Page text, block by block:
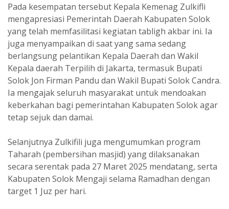
Pada kesempatan tersebut Kepala Kemenag Zulkifli
mengapresiasi Pemerintah Daerah Kabupaten Solok
yang telah memfasilitasi kegiatan tabligh akbar ini. Ia
juga menyampaikan di saat yang sama sedang
berlangsung pelantikan Kepala Daerah dan Wakil
Kepala daerah Terpilih di Jakarta, termasuk Bupati
Solok Jon Firman Pandu dan Wakil Bupati Solok Candra.
Ia mengajak seluruh masyarakat untuk mendoakan
keberkahan bagi pemerintahan Kabupaten Solok agar
tetap sejuk dan damai.
Selanjutnya Zulkifili juga mengumumkan program
Taharah (pembersihan masjid) yang dilaksanakan
secara serentak pada 27 Maret 2025 mendatang, serta
Kabupaten Solok Mengaji selama Ramadhan dengan
target 1 Juz per hari.